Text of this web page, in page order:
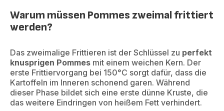
Warum müssen Pommes zweimal frittiert
werden?
Das zweimalige Frittieren ist der Schlüssel zu perfekt
knusprigen Pommes mit einem weichen Kern. Der
erste Frittiervorgang bei 150°C sorgt dafür, dass die
Kartoffeln im Inneren schonend garen. Während
dieser Phase bildet sich eine erste dünne Kruste, die
das weitere Eindringen von heißem Fett verhindert.